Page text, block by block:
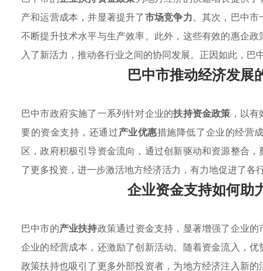
产和运营成本，并显著提升了市场竞争力。其次，巴中
不断提升技术水平与生产效率。此外，这些有效的惠企
入了新活力，推动各行业之间的协同发展。正因如此，巴
巴中市推动经济发展
巴中市政府实施了一系列针对企业的扶持资金政策 ，以
要的资金支持，还通过产业优惠措施降低了企业的经营
区，政府积极引导资金流向，通过创新驱动和资源整合
了更多投资，进一步激活地方经济活力，有力地促进了各
企业资金支持如何助
巴中市的产业扶持政策通过资金支持，显著增强了企业
企业的经营成本，还激励了创新活动。随着资金流入，
政策扶持也吸引了更多外部投资者，为地方经济注入新